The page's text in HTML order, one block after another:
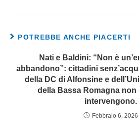
POTREBBE ANCHE PIACERTI
Nati e Baldini: “Non è
abbandono”: cittadini
della DC di Alfonsine e
della Bassa Romagna non
intervengono.
Febbraio 6, 2026